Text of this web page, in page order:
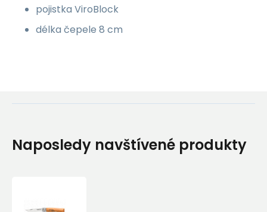
pojistka ViroBlock
délka čepele 8 cm
Naposledy navštívené produkty